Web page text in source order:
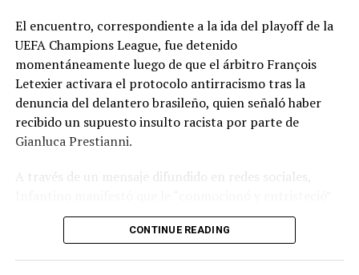
El encuentro, correspondiente a la ida del playoff de la
UEFA Champions League, fue detenido
momentáneamente luego de que el árbitro François
Letexier activara el protocolo antirracismo tras la
denuncia del delantero brasileño, quien señaló haber
recibido un supuesto insulto racista por parte de
Gianluca Prestianni.
A través de un mensaje difundido en redes sociales,
el presunto incidente y afirmó que no hay lugar para el
racismo en el futbol ni en la sociedad. Señaló que es
CONTINUE READING